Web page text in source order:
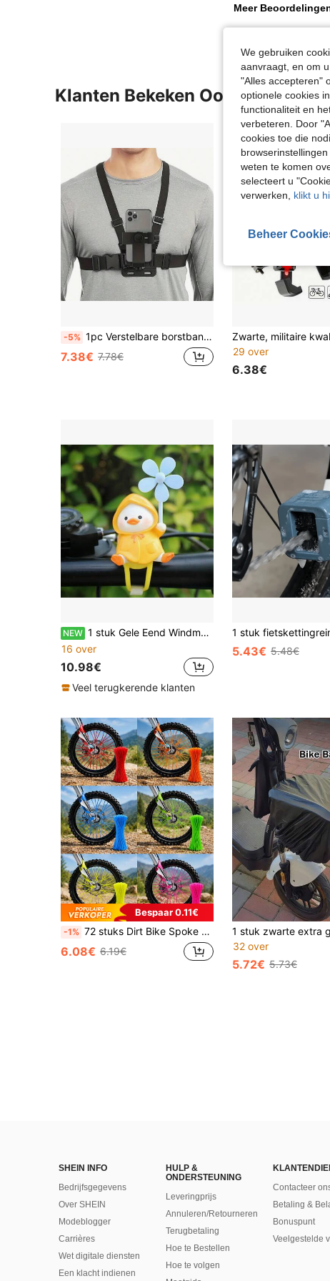
Meer
Klanten Bekeken Ook
-5% 1pc Verstelbare borstband Telefoonhouderbevestiging, First-Person View Video-opname-accessoire voor buitenactiviteiten zoals fietsen, skiën, roeien, jagen
7.38€ 7.78€
29 over
6.38€
NEW 1 stuk Gele Eend Windmolen Ornament Elektrische Auto Decoratie Helende Cartoon Schattige Bureaudecoratie Klein Cadeau
16 over
10.98€
Veel terugkerende klanten
5.43€ 5.48€
Bespaar 0.11€
-1% 72 stuks Dirt Bike Spoke Skins Covers, universele wielspaakwikkelingen buisafwerking voor 8-21 inch velgen, spaakvelgdecoratiebeschermer voor motorfiets, motocross, pitbike, fiets, rolstoel, BMX, Suzuki Kawasaki DRZ400SM, velgwikkelingen spaakbeschermers
6.08€ 6.19€
32 over
5.72€ 5.73€
SHEIN INFO
Bedrijfsgegevens
Over SHEIN
Modeblogger
Carrières
Wet digitale diensten
Een klacht indienen
HULP &
ONDERSTEUNING
Leveringprijs
Annuleren/Retourneren
Terugbetaling
Hoe te Bestellen
Hoe te volgen
Contacteer
Betaling &
Bonuspunt
Veelgestelde
We gebruiken
aanvraagt, en om
"Alles accepteren"
optionele cookies
functionaliteit en
verbeteren. Door
cookies toe die
weten te komen
selecteert u
verwerken, klikt u
Beheer